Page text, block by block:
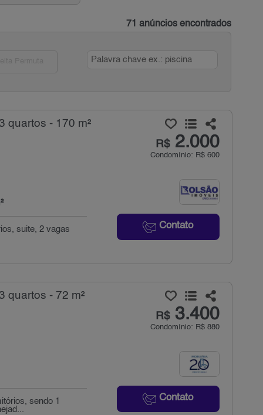
71 anúncios encontrados
quartos - 170 m²
R$2.000
Condomínio: R$ 600
Contato
suite, 2 vagas
quartos - 72 m²
R$3.400
Condomínio: R$ 880
Contato
sendo 1